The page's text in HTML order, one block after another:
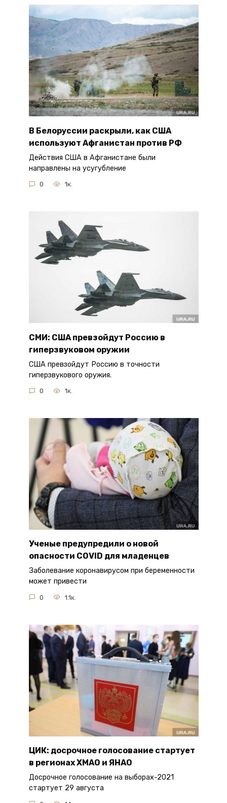
В Белоруссии раскрыли, как США
используют Афганистан против РФ
Действия США в Афганистане были
направлены на усугубление
0 1к.
СМИ: США превзойдут Россию в
гиперзвуковом оружии
США превзойдут Россию в точности
гиперзвукового оружия.
0 1к.
Ученые предупредили о новой
опасности COVID для младенцев
Заболевание коронавирусом при беременности
может привести
0 1.1к.
ЦИК: досрочное голосование стартует
в регионах ХМАО и ЯНАО
Досрочное голосование на выборах-2021
стартует 29 августа